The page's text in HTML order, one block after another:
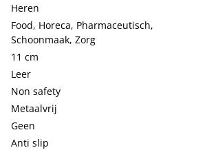
Heren
Food, Horeca, Pharmaceutisch,
Schoonmaak, Zorg
11 cm
Leer
Non safety
Metaalvrij
Geen
Anti slip